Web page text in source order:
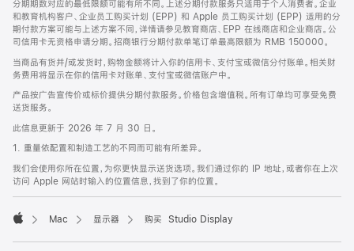
分期期数对应的最低限额可能有所不同。上述分期付款服务只适用于个人消费者。企业
和教育机构客户、企业员工购买计划 (EPP) 和 Apple 员工购买计划 (EPP) 适用的分
期付款方案可能与上述方案不同，详情请参见教育商店、EPP 在线商店和企业商店。公
司信用卡无资格申请分期。招商银行分期付款单笔订单最高限额为 RMB 150000。
当商品有货并/或发货时，购物金额将计入你的信用卡、支付宝或微信分付账单。相关财
务费用将显示在你的信用卡对账单、支付宝或微信账户中。
产品按广告宣传价或标价提供分期付款服务。价格包含增值税。所有订单均可享受免费
送货服务。
此信息更新于 2026 年 7 月 30 日。
1. 重量依配置和制造工艺的不同而可能有所差异。
我们会使用你所在位置，为你更快显示送货选项。我们通过你的 IP 地址，或者你在上次
访问 Apple 网站时输入的位置信息，找到了你的位置。
Mac 显示器 购买 Studio Display